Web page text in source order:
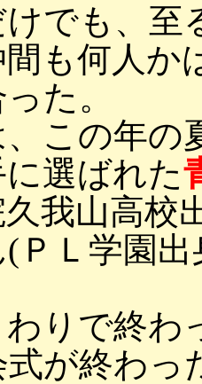
でも、至
間も何人か
た。
、この年
選ばれた
我山高校
(ＰＬ学園
りで終わ
が終わっ